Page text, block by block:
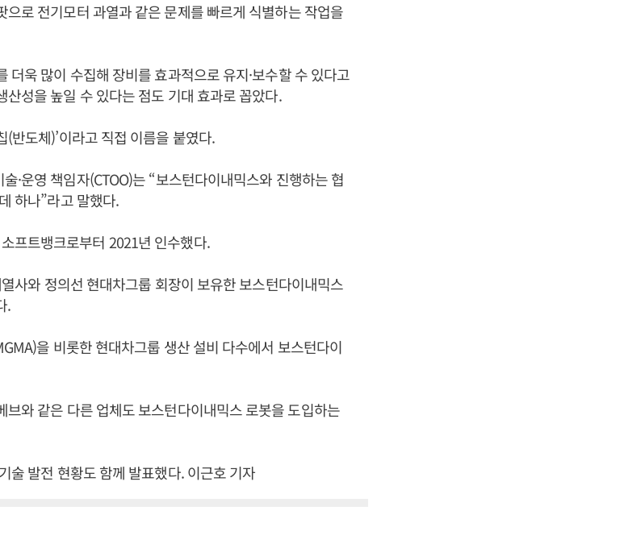
로 전기모터 과열과 같은 문제를 빠르게 식별하는 작업을
더욱 많이 수집해 장비를 효과적으로 유지·보수할 수 있다고
성을 높일 수 있다는 점도 기대 효과로 꼽았다.
반도체)’이라고 직접 이름을 붙였다.
·운영 책임자(CTOO)는 “보스턴다이내믹스와 진행하는 협
하나”라고 말했다.
프트뱅크로부터 2021년 인수했다.
사와 정의선 현대차그룹 회장이 보유한 보스턴다이내믹스
.
을 비롯한 현대차그룹 생산 설비 다수에서 보스턴다이
와 같은 다른 업체도 보스턴다이내믹스 로봇을 도입하는
술 발전 현황도 함께 발표했다. 이근호 기자